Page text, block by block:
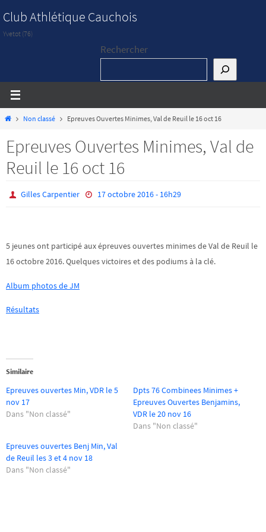
vers
le
Club Athlétique Cauchois
Yvetot (76)
Rechercher
HomeNon classé Epreuves Ouvertes Minimes, Val de Reuil le 16 oct 16
Epreuves Ouvertes Minimes, Val de
Reuil le 16 oct 16
Gilles Carpentier 17 octobre 2016 - 16h29
5 jeunes ont participé aux épreuves ouvertes minimes de Val de Reuil le
16 octobre 2016. Quelques victoires et des podiums à la clé.
Album photos de JM
Résultats
Similaire
Epreuves ouvertes Min, VDR le 5
nov 17
Dans "Non classé"
Dpts 76 Combinees Minimes +
Epreuves Ouvertes Benjamins,
VDR le 20 nov 16
Dans "Non classé"
Epreuves ouvertes Benj Min, Val
de Reuil les 3 et 4 nov 18
Dans "Non classé"